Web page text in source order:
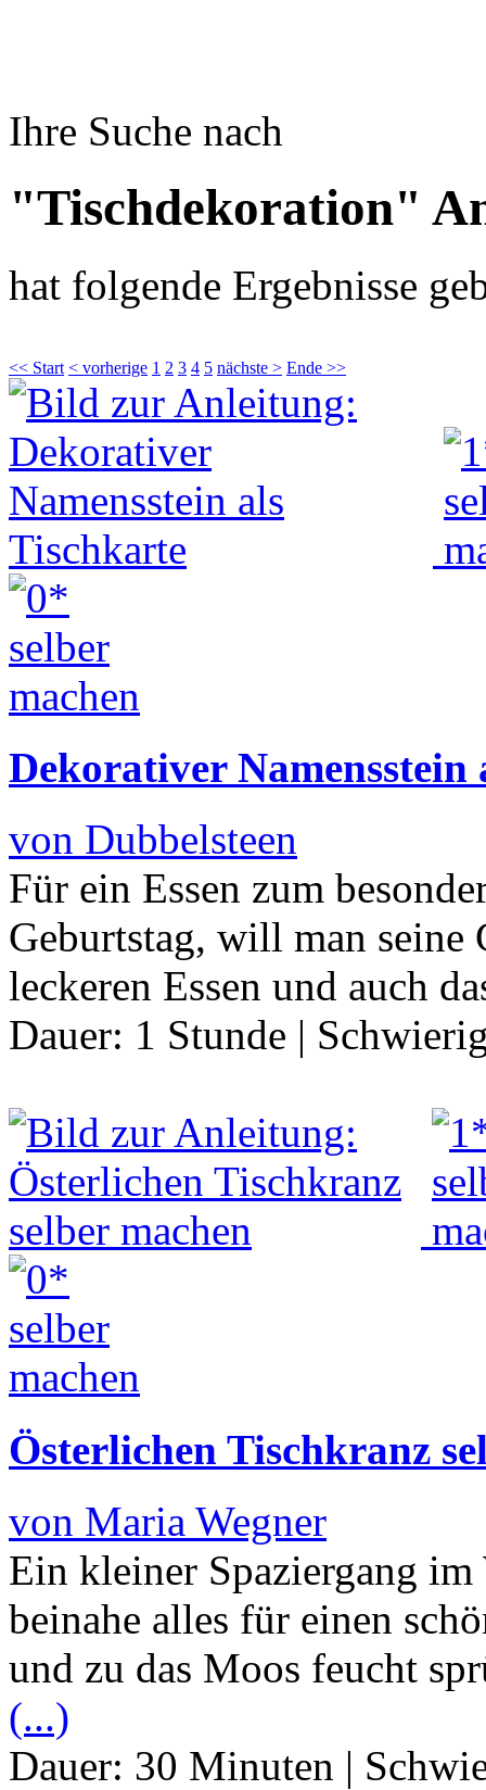
Ihre Suche nach
"Tischdekoration"
hat folgende Ergebnisse
<< Start < vorherige 1 2 3 4 5 nächste > Ende >>
Dekorativer Namensstein
von Dubbelsteen
Für ein Essen zum
Geburtstag, will man seine
leckeren Essen und auch
Dauer: 1 Stunde |
Österlichen Tischkranz
von Maria Wegner
Ein kleiner Spaziergang
beinahe alles für einen
und zu das Moos feucht
(...)
Dauer: 30 Minuten |